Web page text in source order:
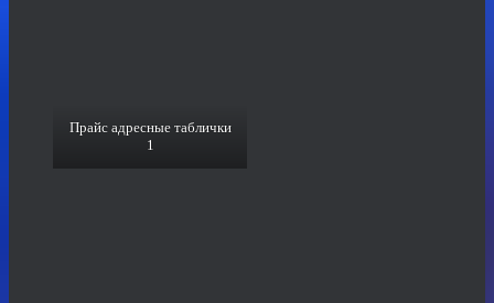
Прайс адресные таблички
1